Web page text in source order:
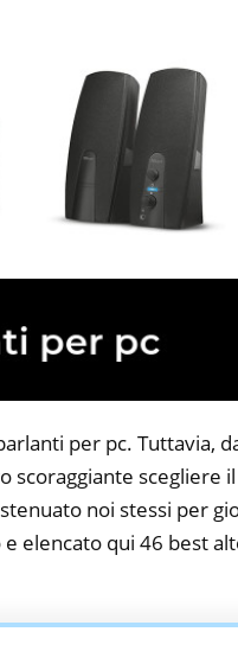
per pc. Tuttavia,
scoraggiante scegliere
noi stessi per
elencato qui 46 best